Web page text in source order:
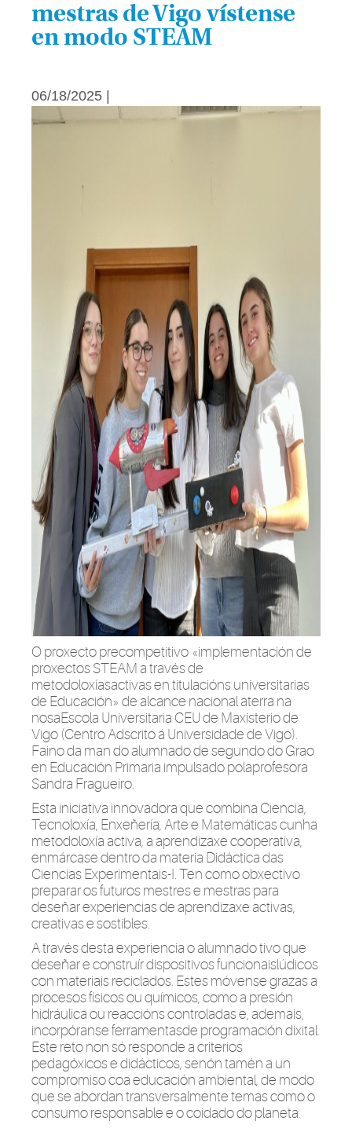
mestras de Vigo vístense
en modo STEAM
06/18/2025 |
O proxecto precompetitivo «implementación de
proxectos STEAM a través de
metodoloxíasactivas entitulacións universitarias
de Educación» de alcance nacional aterra na
nosaEscola Universitaria CEU de Maxisteriode
Vigo (Centro Adscritoá Universidade de Vigo).
Faino da man do alumnado de segundo do Grao
en Educación Primaria impulsado polaprofesora
Sandra Fragueiro.
Esta iniciativa innovadora que combina Ciencia,
Tecnoloxía Enxeñería , Arte e Matemáticascunha
metodoloxía activa, aaprendizaxe cooperativa,
enmárcase dentro da materia Didáctica das
Ciencias Experimentais-I. Ten comoobxectivo
preparar os futuros mestrese mestras para
deseñarexperiencias deaprendizaxe activas,
creativas esostibles
A travésdesta experiencia o alumnadotivoque
deseñareconstruírdispositivosfuncionaislúdicos
con materiais reciclados. Estes móvense grazasa
procesos físicosou químicos, como a presión
hidráulicaou reacciónscontroladas e,ademais
incorpóranse ferramentasde programacióndixital
Este reto nonsó responde a criterios
pedagóxicose didácticos,senón tamén a un
compromiso coa educación ambiental, de modo
que se abordan transversalmente temas como o
consumo responsable e ocoidadodo planeta.